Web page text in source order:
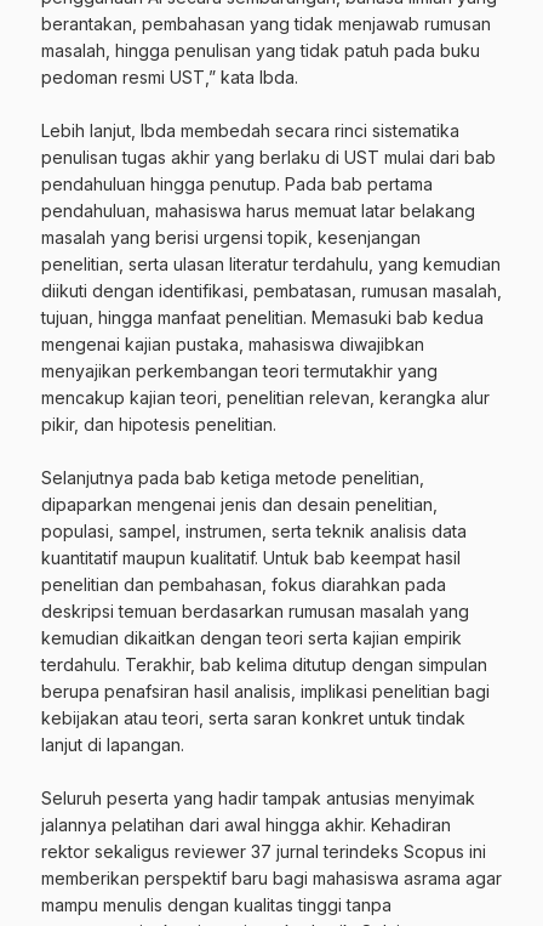
berantakan, pembahasan yang tidak menjawab rumusan
masalah, hingga penulisan yang tidak patuh pada buku
pedoman resmi UST,” kata Ibda.
‎Lebih lanjut, Ibda membedah secara rinci sistematika
penulisan tugas akhir yang berlaku di UST mulai dari bab
pendahuluan hingga penutup. Pada bab pertama
pendahuluan, mahasiswa harus memuat latar belakang
masalah yang berisi urgensi topik, kesenjangan
penelitian, serta ulasan literatur terdahulu, yang kemudian
diikuti dengan identifikasi, pembatasan, rumusan masalah,
tujuan, hingga manfaat penelitian. Memasuki bab kedua
mengenai kajian pustaka, mahasiswa diwajibkan
menyajikan perkembangan teori termutakhir yang
mencakup kajian teori, penelitian relevan, kerangka alur
pikir, dan hipotesis penelitian.
‎Selanjutnya pada bab ketiga metode penelitian,
dipaparkan mengenai jenis dan desain penelitian,
populasi, sampel, instrumen, serta teknik analisis data
kuantitatif maupun kualitatif. Untuk bab keempat hasil
penelitian dan pembahasan, fokus diarahkan pada
deskripsi temuan berdasarkan rumusan masalah yang
kemudian dikaitkan dengan teori serta kajian empirik
terdahulu. Terakhir, bab kelima ditutup dengan simpulan
berupa penafsiran hasil analisis, implikasi penelitian bagi
kebijakan atau teori, serta saran konkret untuk tindak
lanjut di lapangan.
‎Seluruh peserta yang hadir tampak antusias menyimak
jalannya pelatihan dari awal hingga akhir. Kehadiran
rektor sekaligus reviewer 37 jurnal terindeks Scopus ini
memberikan perspektif baru bagi mahasiswa asrama agar
mampu menulis dengan kualitas tinggi tanpa